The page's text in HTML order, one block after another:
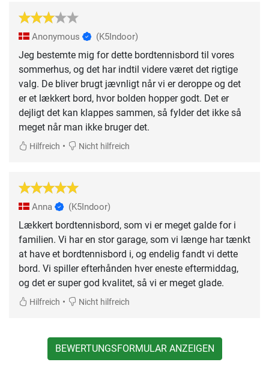
Anonymous (K5Indoor)
Jeg bestemte mig for dette bordtennisbord til vores
sommerhus, og det har indtil videre været det rigtige
valg. De bliver brugt jævnligt når vi er deroppe og det
er et lækkert bord, hvor bolden hopper godt. Det er
dejligt det kan klappes sammen, så fylder det ikke så
meget når man ikke bruger det.
Hilfreich • Nicht hilfreich
Anna (K5Indoor)
Lækkert bordtennisbord, som vi er meget galde for i
familien. Vi har en stor garage, som vi længe har tænkt
at have et bordtennisbord i, og endelig fandt vi dette
bord. Vi spiller efterhånden hver eneste eftermiddag,
og det er super god kvalitet, så vi er meget glade.
Hilfreich • Nicht hilfreich
BEWERTUNGSFORMULAR ANZEIGEN